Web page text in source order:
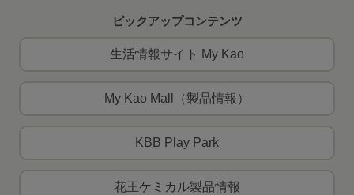
ピックアップコンテンツ
生活情報サイト My Kao
My Kao Mall（製品情報）
KBB Play Park
花王ケミカル製品情報